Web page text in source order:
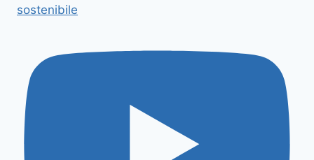
sostenibile